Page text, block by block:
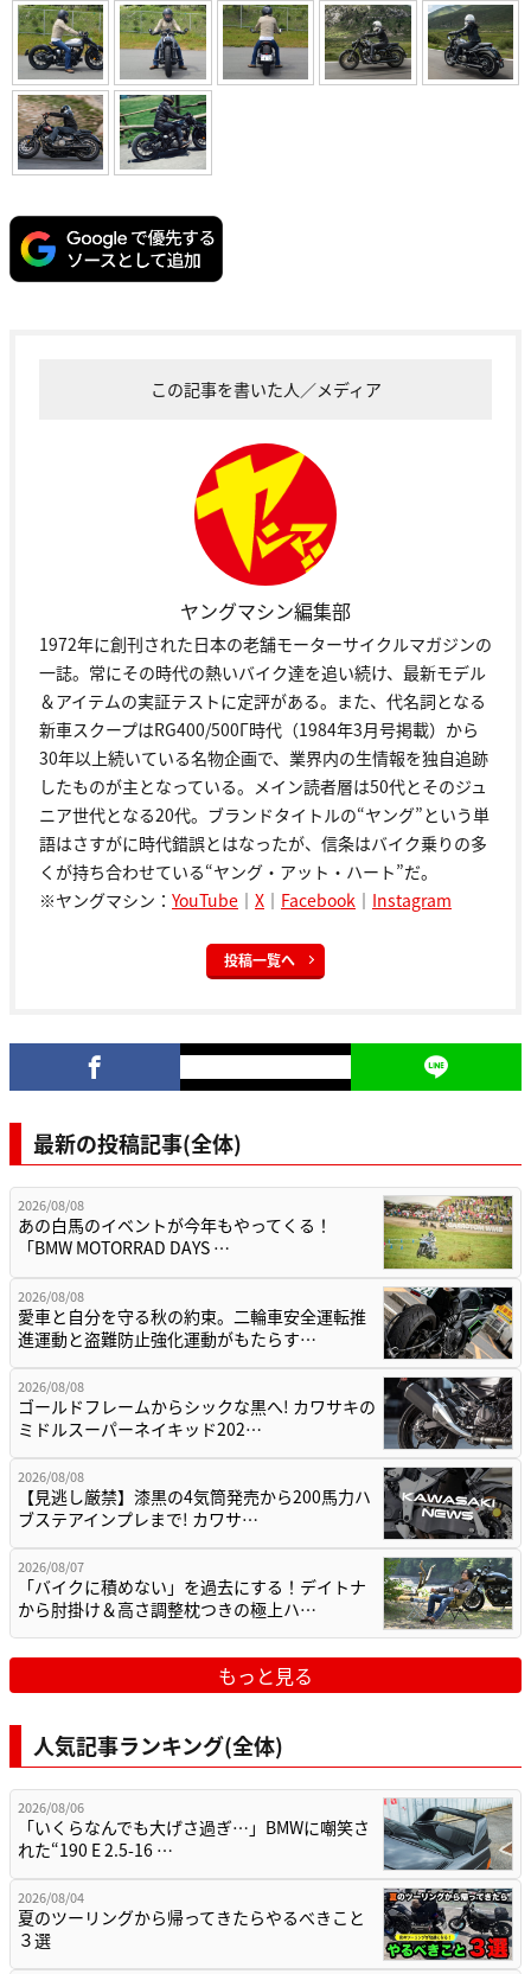
この記事を書いた人／メディア
ヤングマシン編集部
1972年に創刊された日本の老舗モーターサイクルマガジンの
一誌。常にその時代の熱いバイク達を追い続け、最新モデル
＆アイテムの実証テストに定評がある。また、代名詞となる
新車スクープはRG400/500Γ時代（1984年3月号掲載）から
30年以上続いている名物企画で、業界内の生情報を独自追跡
したものが主となっている。メイン読者層は50代とそのジュ
ニア世代となる20代。ブランドタイトルの“ヤング”という単
語はさすがに時代錯誤とはなったが、信条はバイク乗りの多
くが持ち合わせている“ヤング・アット・ハート”だ。
※ヤングマシン： YouTube ｜ X ｜ Facebook ｜ Instagram
投稿一覧へ
最新の投稿記事(全体)
2026/08/08
あの白馬のイベントが今年もやってくる！
「BMW MOTORRAD DAYS …
2026/08/08
愛車と自分を守る秋の約束。二輪車安全運転推
進運動と盗難防止強化運動がもたらす…
2026/08/08
ゴールドフレームからシックな黒へ! カワサキの
ミドルスーパーネイキッド202…
2026/08/08
【見逃し厳禁】漆黒の4気筒発売から200馬力ハ
ブステアインプレまで! カワサ…
2026/08/07
「バイクに積めない」を過去にする！デイトナ
から肘掛け＆高さ調整枕つきの極上ハ…
もっと見る
人気記事ランキング(全体)
2026/08/06
「いくらなんでも大げさ過ぎ…」BMWに嘲笑さ
れた“190 E 2.5-16 …
2026/08/04
夏のツーリングから帰ってきたらやるべきこと
３選